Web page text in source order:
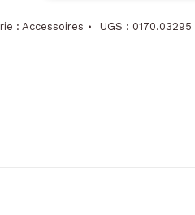
: Accessoires UGS : 0170.03295